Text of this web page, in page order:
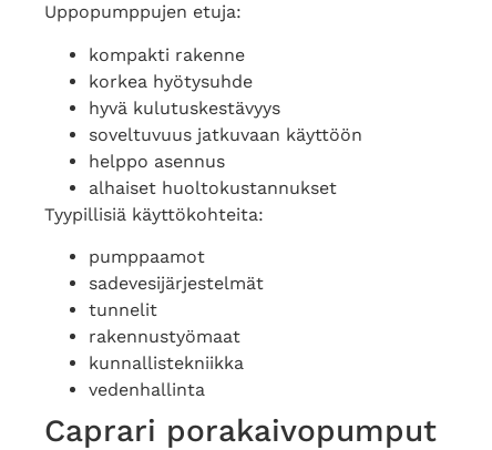
Uppopumppujen etuja:
kompakti rakenne
korkea hyötysuhde
hyvä kulutuskestävyys
soveltuvuus jatkuvaan käyttöön
helppo asennus
alhaiset huoltokustannukset
Tyypillisiä käyttökohteita:
pumppaamot
sadevesijärjestelmät
tunnelit
rakennustyömaat
kunnallistekniikka
vedenhallinta
Caprari porakaivopumput